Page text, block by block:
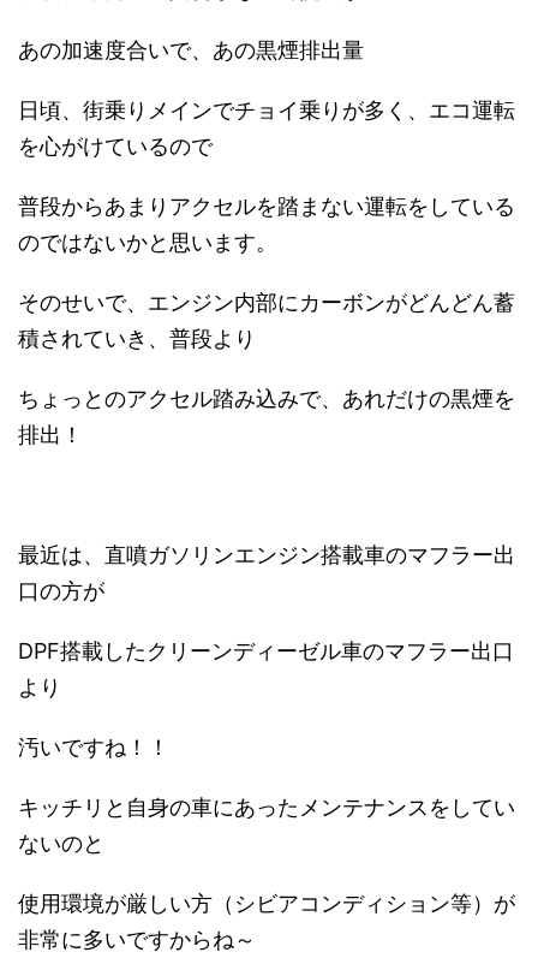
あの加速度合いで、あの黒煙排出量
日頃、街乗りメインでチョイ乗りが多く、エコ運転
を心がけているので
普段からあまりアクセルを踏まない運転をしている
のではないかと思います。
そのせいで、エンジン内部にカーボンがどんどん蓄
積されていき、普段より
ちょっとのアクセル踏み込みで、あれだけの黒煙を
排出！
最近は、直噴ガソリンエンジン搭載車のマフラー出
口の方が
DPF搭載したクリーンディーゼル車のマフラー出口
より
汚いですね！！
キッチリと自身の車にあったメンテナンスをしてい
ないのと
使用環境が厳しい方（シビアコンディション等）が
非常に多いですからね～